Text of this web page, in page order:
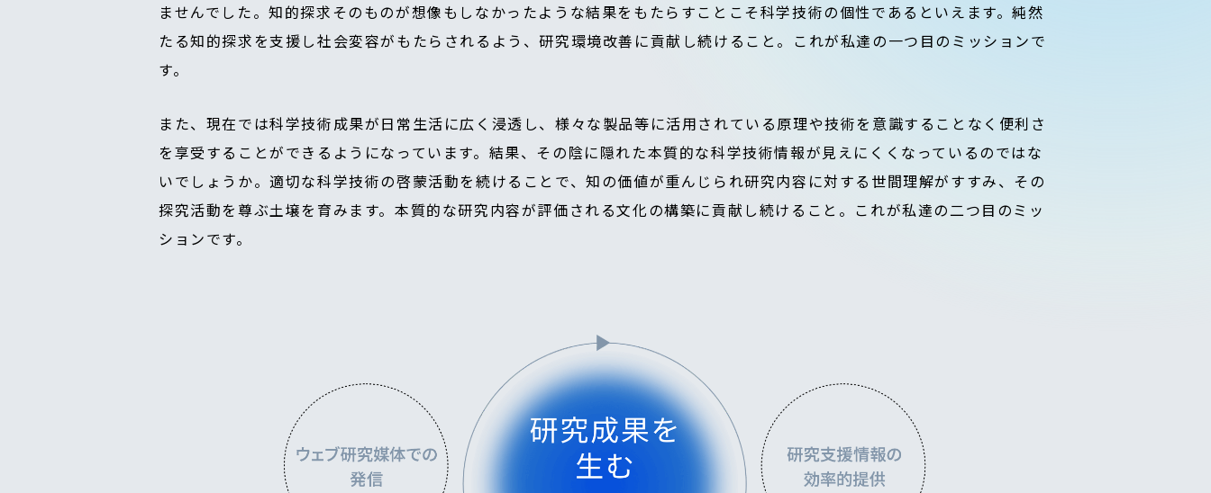
ませんでした。知的探求そのものが想像もしなかったような結果をもたらすことこそ科学技術の個性であるといえます。純然
たる知的探求を支援し社会変容がもたらされるよう、研究環境改善に貢献し続けること。これが私達の一つ目のミッションで
す。
また、現在では科学技術成果が日常生活に広く浸透し、様々な製品等に活用されている原理や技術を意識することなく便利さ
を享受することができるようになっています。結果、その陰に隠れた本質的な科学技術情報が見えにくくなっているのではな
いでしょうか。適切な科学技術の啓蒙活動を続けることで、知の価値が重んじられ研究内容に対する世間理解がすすみ、その
探究活動を尊ぶ土壌を育みます。本質的な研究内容が評価される文化の構築に貢献し続けること。これが私達の二つ目のミッ
ションです。